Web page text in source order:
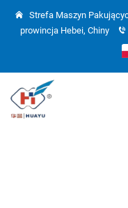
Strefa Maszyn
prowincja Hebei, Chiny